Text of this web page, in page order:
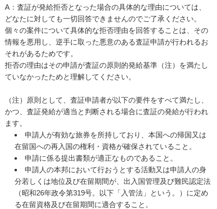
A：査証が発給拒否となった場合の具体的な理由については、
どなたに対しても一切回答できませんのでご了承ください。
個々の案件について具体的な拒否理由を回答することは、その
情報を悪用し、逆手に取った悪意のある査証申請が行われるお
それがあるためです。
拒否の理由はその申請が査証の原則的発給基準（注）を満たし
ていなかったためと理解してください。
（注）原則として、査証申請者が以下の要件をすべて満たし、
かつ、査証発給が適当と判断される場合に査証の発給が行われ
ます。
申請人が有効な旅券を所持しており、本国への帰国又は
在留国への再入国の権利・資格が確保されていること。
申請に係る提出書類が適正なものであること。
申請人の本邦において行おうとする活動又は申請人の身
分若しくは地位及び在留期間が、出入国管理及び難民認定法
（昭和26年政令第319号。以下「入管法」という。）に定め
る在留資格及び在留期間に適合すること。